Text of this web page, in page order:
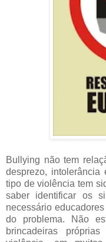
Bullying não tem
desprezo,
tipo de violência tem
saber identificar os
necessário
do problema. Não
brincadeiras